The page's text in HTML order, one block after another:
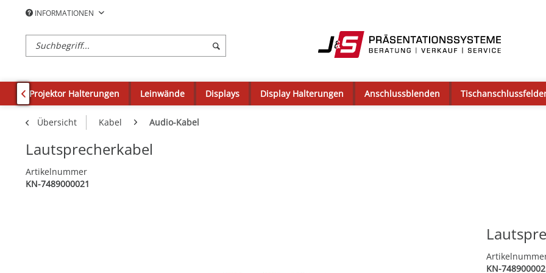
INFORMATIONEN
Projektor Halterungen Leinwände Displays Display Halterungen Anschlussblenden

Übersicht Kabel Audio-Kabel
Lautsprecherkabel
Artikelnummer
KN-7489000021
KN-